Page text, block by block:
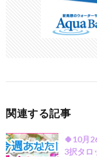
関連する記事
🍀10月
3択タロ